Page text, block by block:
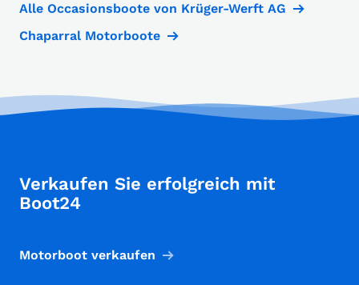
Alle Occasionsboote von Krüger-Werft AG
Chaparral Motorboote
Verkaufen Sie erfolgreich mit
Boot24
Motorboot verkaufen